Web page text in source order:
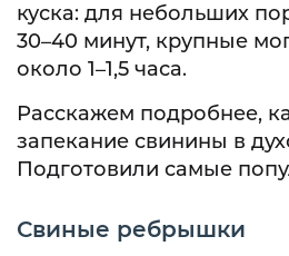
куска: для небольших
30–40 минут, крупные
около 1–1,5 часа.
Расскажем подробнее,
запекание свинины в
Подготовили самые
Свиные ребрышки